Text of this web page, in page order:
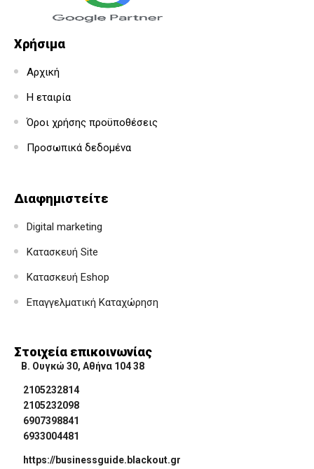
Χρήσιμα
Αρχική
Η εταιρία
Όροι χρήσης προϋποθέσεις
Προσωπικά δεδομένα
Διαφημιστείτε
Digital marketing
Κατασκευή Site
Κατασκευή Eshop
Επαγγελματική Καταχώρηση
Στοιχεία επικοινωνίας
Β. Ουγκώ 30, Αθήνα 104 38
2105232814
2105232098
6907398841
6933004481
https://businessguide.blackout.gr